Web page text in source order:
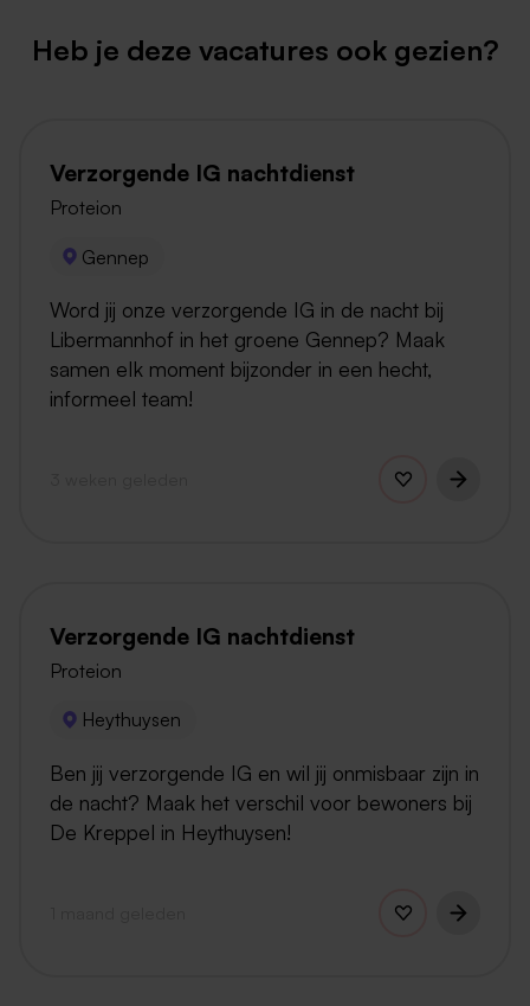
Heb je deze vacatures ook gezien?
Verzorgende IG nachtdienst
Proteion
Gennep
Word jij onze verzorgende IG in de nacht bij
Libermannhof in het groene Gennep? Maak
samen elk moment bijzonder in een hecht,
informeel team!
Verzorgende IG nachtdienst
Proteion
Heythuysen
Ben jij verzorgende IG en wil jij onmisbaar zijn in
de nacht? Maak het verschil voor bewoners bij
De Kreppel in Heythuysen!